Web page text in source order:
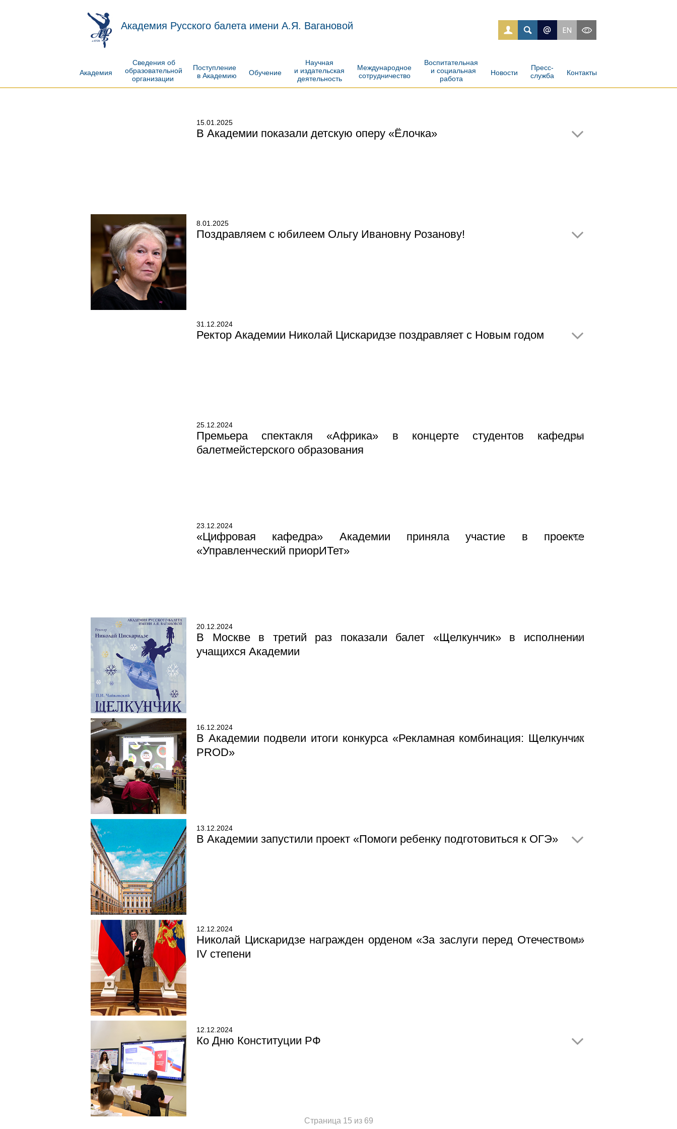
Академия Русского балета имени А.Я. Вагановой
Академия
Сведения об
образовательной
организации
Поступление
в Академию
Обучение
Научная
и издательская
деятельность
Международное
сотрудничество
Воспитательная
и социальная
работа
Новости
Пресс-
служба
Контакты
15.01.2025
В Академии показали детскую оперу «Ёлочка»
8.01.2025
Поздравляем с юбилеем Ольгу Ивановну Розанову!
31.12.2024
Ректор Академии Николай Цискаридзе поздравляет с Новым годом
25.12.2024
Премьера спектакля «Африка» в концерте студентов кафедры
балетмейстерского образования
23.12.2024
«Цифровая кафедра» Академии приняла участие в проекте
«Управленческий приорИТет»
20.12.2024
В Москве в третий раз показали балет «Щелкунчик» в исполнении
учащихся Академии
16.12.2024
В Академии подвели итоги конкурса «Рекламная комбинация: Щелкунчик
PROD»
13.12.2024
В Академии запустили проект «Помоги ребенку подготовиться к ОГЭ»
12.12.2024
Николай Цискаридзе награжден орденом «За заслуги перед Отечеством»
IV степени
12.12.2024
Ко Дню Конституции РФ
Страница 15 из 69